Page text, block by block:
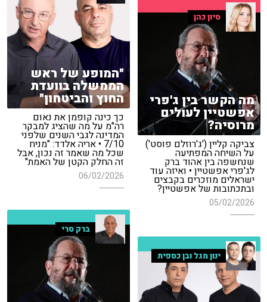
"המופע של ראש
הממשלה בוועדת
החוץ והביטחון"
כך כינה קופמן את נאום
רה"מ על מה שהציג למבקר
המדינה לגבי השנים שלפני
7/10 • אריה אלדד: "מניח
שכל מה שאמר זה נכון, אבל
זה החלק הקטן של האמת"
06/02/2026
סיון כהן
מה הקשר בין ג'פרי
אפשטיין לעולים
מרוסיה?
צביקה קליין ('ג'רוזלם פוסט')
על השיחה המפתיעה
שנחשפה בין אהוד ברק
לג'פרי אפשטיין • ואיזה עוד
ישראלים מוזכרים בקבצים
ובתכתובות של אפשטיין?
05/02/2026
ברק סרי
ינון מגל ובן כספית